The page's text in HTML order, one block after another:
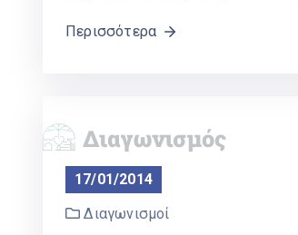
Περισσότερα
17/01/2014
Διαγωνισμοί